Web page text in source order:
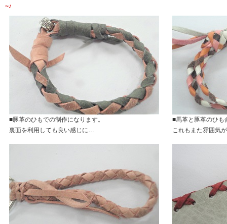
~♪
■豚革のひもでの制作になります。
裏面を利用しても良い感じに…
■馬革と豚革のひも
これもまた雰囲気